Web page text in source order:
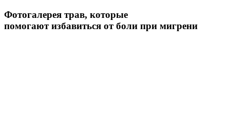
Фотогалерея трав, которые
помогают избавиться от боли при мигрени